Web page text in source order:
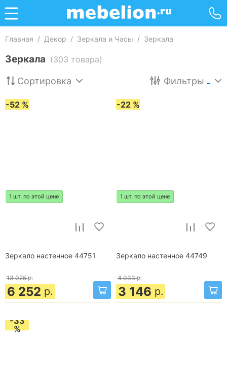
Главная / Декор / Зеркала и Часы / Зеркала
Зеркала (303 товара)
Сортировка Фильтры
-52 %
1 шт. по этой цене
Зеркало настенное 44751
13 025 р.
6 252 р.
-22 %
1 шт. по этой цене
Зеркало настенное 44749
4 033 р.
3 146 р.
-33
%